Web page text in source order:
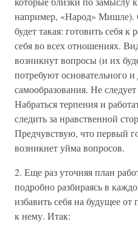
например, «Народ» Мишле).
будет такая: готовить себя
себя во всех отношениях.
возникнут вопросы (и их
потребуют основательного и
самообразования. Не
Набраться терпения и
следить за нравственной
Предчувствую, что первый
возникнет уйма вопросов.
2. Еще раз уточняя план
подробно разбираясь в
избавить себя на будущее
к нему. Итак: